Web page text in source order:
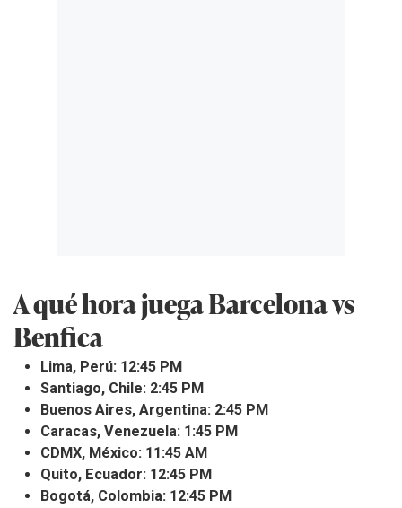
A qué hora juega Barcelona vs
Benfica
Lima, Perú: 12:45 PM
Santiago, Chile: 2:45 PM
Buenos Aires, Argentina: 2:45 PM
Caracas, Venezuela: 1:45 PM
CDMX, México: 11:45 AM
Quito, Ecuador: 12:45 PM
Bogotá, Colombia: 12:45 PM